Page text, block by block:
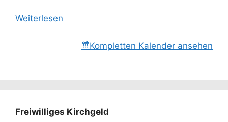
Weiterlesen
Kompletten Kalender ansehen
Freiwilliges Kirchgeld